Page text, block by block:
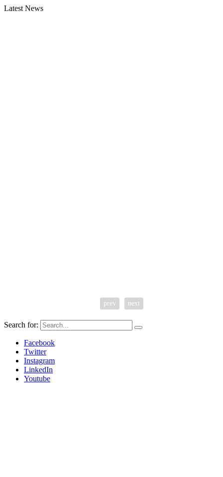
Latest News
prev next
Search for:
Facebook
Twitter
Instagram
LinkedIn
Youtube